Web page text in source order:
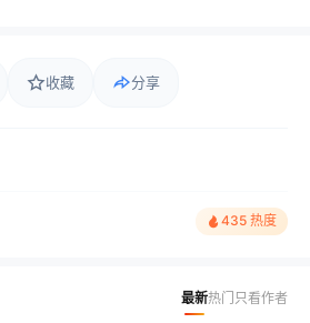
收藏 分享
435 热度
最新热门 只看作者